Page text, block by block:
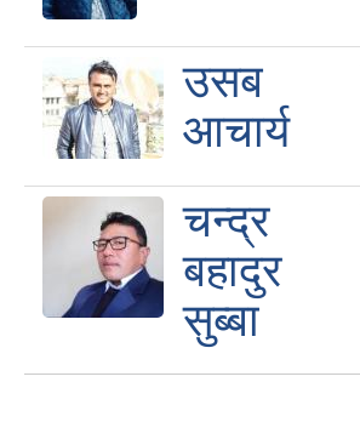
उसब
आचार्य
चन्द्र
बहादुर
सुब्बा